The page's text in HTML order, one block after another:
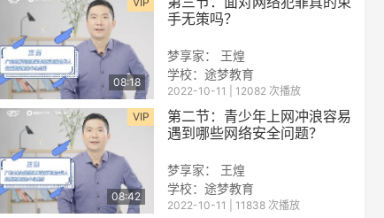
08:18
手无策吗？
梦享家： 王煌
学校： 途梦教育
2022-10-11 | 12082 次播放
VIP
08:42
第二节：青少年上网冲浪容易
遇到哪些网络安全问题？
梦享家： 王煌
学校： 途梦教育
2022-10-11 | 11838 次播放